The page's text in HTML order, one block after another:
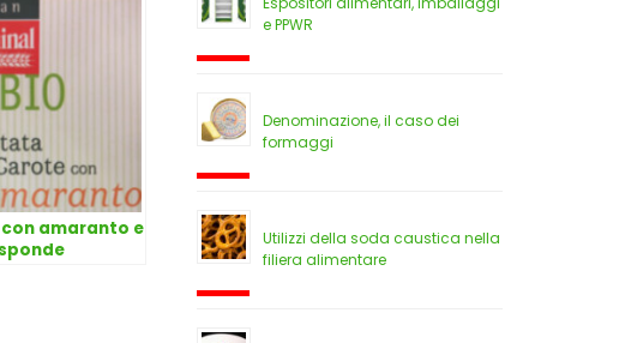
amaranto e
e PPWR
Denominazione, il caso dei
formaggi
Utilizzi della soda caustica nella
filiera alimentare